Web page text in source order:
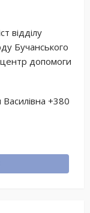
відділу
Бучанського
допомоги
+380